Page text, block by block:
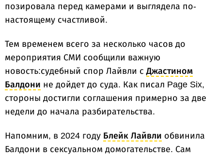
позировала перед камерами и выглядела по-
настоящему счастливой.
Тем временем всего за несколько часов до
мероприятия СМИ сообщили важную
новость:судебный спор Лайвли сДжастином
Балдони не дойдет до суда. Как писал Page Six,
стороны достигли соглашения примерно за две
недели до начала разбирательства.
Напомним, в 2024 году Блейк Лайвли обвинила
Балдони в сексуальном домогательстве. Сам